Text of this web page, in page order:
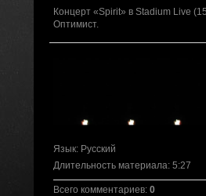
Концерт «Spirit» в Stadium Live
Оптимист.
Язык: Русский
Длительность материала: 5:27
Всего комментариев: 0